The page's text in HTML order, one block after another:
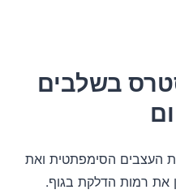
סטרס בשלבים
הסימפתטית ואת
את רמות הדלקת בגוף.